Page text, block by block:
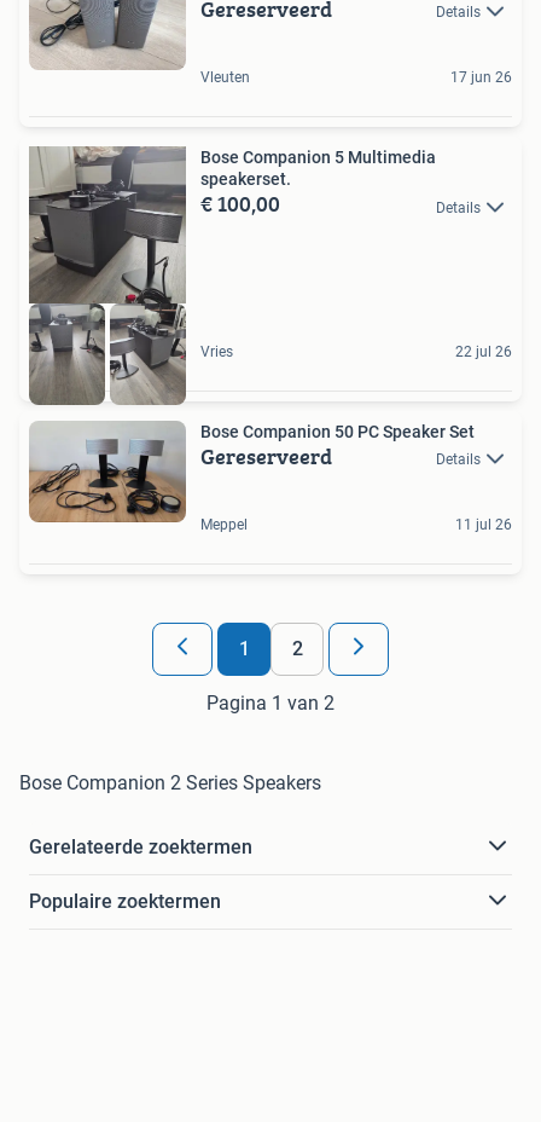
Gereserveerd Details
Vleuten 17 jun 26
Bose Companion 5 Multimedia
speakerset.
€ 100,00 Details
Vries 22 jul 26
Bose Companion 50 PC Speaker Set
Gereserveerd Details
Meppel 11 jul 26
1 2
Pagina 1 van 2
Bose Companion 2 Series Speakers
Gerelateerde zoektermen
Populaire zoektermen